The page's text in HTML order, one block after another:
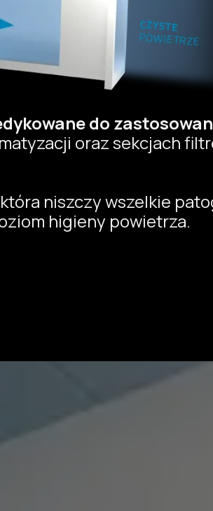
do
oraz sekcjach
niszczy wszelkie
higieny powietrza.